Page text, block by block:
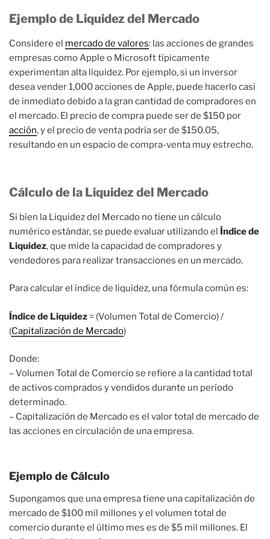
Ejemplo de Liquidez del Mercado
Considere el mercado de valores: las acciones de grandes
empresas como Apple o Microsoft típicamente
experimentan alta liquidez. Por ejemplo, si un inversor
desea vender 1,000 acciones de Apple, puede hacerlo casi
de inmediato debido a la gran cantidad de compradores en
el mercado. El precio de compra puede ser de $150 por
acción, y el precio de venta podría ser de $150.05,
resultando en un espacio de compra-venta muy estrecho.
Cálculo de la Liquidez del Mercado
Si bien la Liquidez del Mercado no tiene un cálculo
numérico estándar, se puede evaluar utilizando el Índice de
Liquidez, que mide la capacidad de compradores y
vendedores para realizar transacciones en un mercado.
Para calcular el índice de liquidez, una fórmula común es:
Índice de Liquidez = (Volumen Total de Comercio) /
(Capitalización de Mercado)
Donde:
– Volumen Total de Comercio se refiere a la cantidad total
de activos comprados y vendidos durante un período
determinado.
– Capitalización de Mercado es el valor total de mercado de
las acciones en circulación de una empresa.
Ejemplo de Cálculo
Supongamos que una empresa tiene una capitalización de
mercado de $100 mil millones y el volumen total de
comercio durante el último mes es de $5 mil millones. El